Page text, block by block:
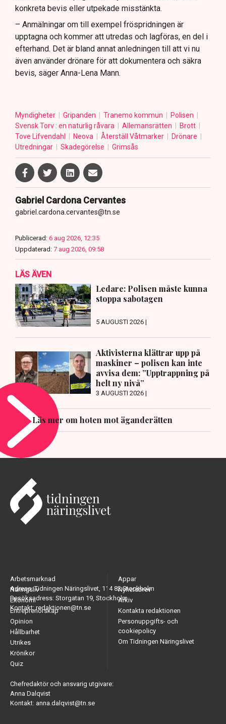
konkreta bevis eller utpekade misstänkta.
– Anmälningar om till exempel fröspridningen är
upptagna och kommer att utredas och lagföras, en del i
efterhand. Det är bland annat anledningen till att vi nu
även använder drönare för att dokumentera och säkra
bevis, säger Anna-Lena Mann.
Myndigheter Gripanden Tranemo kommun
Polisen
Svensk Torv : en naturlig råvara
Allemansrätten
Brott
Tove Lifvendahl
Neova Återställ Våtmarker
Drönare
Utredningar
Skadegörelse Grimsås
Gabriel Cardona Cervantes
gabriel.cardona.cervantes@tn.se
Publicerad: 6 aug 2026, 12:35
Uppdaterad: 7 aug 2026, 09:58
LÄS ÄVEN
Ledare: Polisen måste kunna
stoppa sabotagen
5 AUGUSTI 2026 |
Aktivisterna klättrar upp på
maskiner – polisen kan inte
avvisa dem: ”Upptrappning på
helt ny nivå”
3 AUGUSTI 2026 |
Läs mer om hoten mot äganderätten
Adress: Tidningen Näringslivet, 114 82 Stockholm
Besöksadress: Storgatan 19, Stockholm
Kontakt: redaktionen@tn.se
Arbetsmarknad
Näringsliv
Ekonomi
Entreprenörskap
Opinion
Hållbarhet
Utrikes
Krönikor
Quiz
Appar
Nyhetsbrev
Arkiv
Kontakta redaktionen
Personuppgifts- och
cookiepolicy
Om Tidningen Näringslivet
Chefredaktör och ansvarig utgivare:
Anna Dalqvist
Kontakt: anna.dalqvist@tn.se